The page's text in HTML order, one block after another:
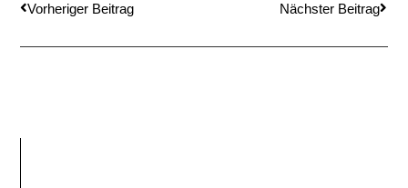
Vorheriger Beitrag Nächster Beitrag